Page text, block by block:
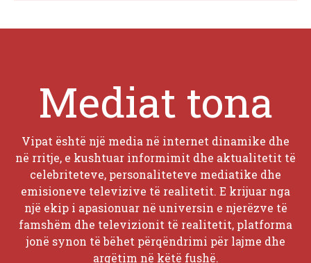
Mediat tona
Vipat është një media në internet dinamike dhe
në rritje, e kushtuar informimit dhe aktualitetit të
celebriteteve, personaliteteve mediatike dhe
emisioneve televizive të realitetit. E krijuar nga
një ekip i apasionuar në universin e njerëzve të
famshëm dhe televizionit të realitetit, platforma
jonë synon të bëhet përqëndrimi për lajme dhe
argëtim në këtë fushë.